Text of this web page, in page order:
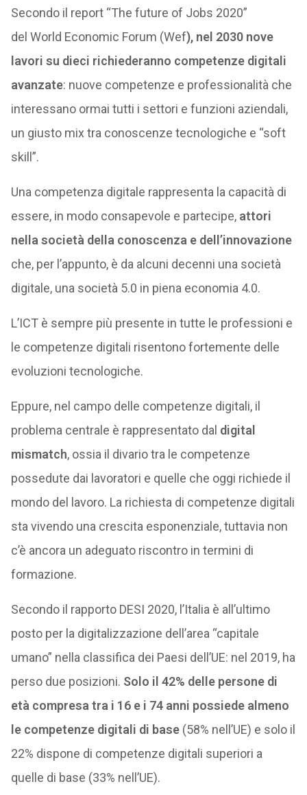
Secondo il report “The future of Jobs 2020”
del World Economic Forum (Wef), nel 2030 nove
lavori su dieci richiederanno competenze digitali
avanzate: nuove competenze e professionalità che
interessano ormai tutti i settori e funzioni aziendali,
un giusto mix tra conoscenze tecnologiche e “soft
skill”.
Una competenza digitale rappresenta la capacità di
essere, in modo consapevole e partecipe, attori
nella società della conoscenza e dell’innovazione
che, per l’appunto, è da alcuni decenni una società
digitale, una società 5.0 in piena economia 4.0.
L’ICT è sempre più presente in tutte le professioni e
le competenze digitali risentono fortemente delle
evoluzioni tecnologiche.
Eppure, nel campo delle competenze digitali, il
problema centrale è rappresentato dal digital
mismatch, ossia il divario tra le competenze
possedute dai lavoratori e quelle che oggi richiede il
mondo del lavoro. La richiesta di competenze digitali
sta vivendo una crescita esponenziale, tuttavia non
c’è ancora un adeguato riscontro in termini di
formazione.
Secondo il rapporto DESI 2020, l’Italia è all’ultimo
posto per la digitalizzazione dell’area “capitale
umano” nella classifica dei Paesi dell’UE: nel 2019, ha
perso due posizioni. Solo il 42% delle persone di
età compresa tra i 16 e i 74 anni possiede almeno
le competenze digitali di base (58% nell’UE) e solo il
22% dispone di competenze digitali superiori a
quelle di base (33% nell’UE).